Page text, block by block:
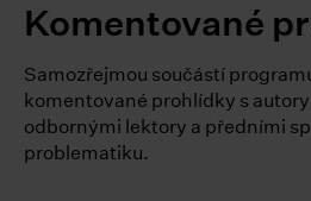
Komentované
Samozřejmou součástí
komentované prohlídky s
odbornými lektory a předními
problematiku.